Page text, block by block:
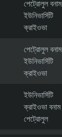
পেট্রোলুল বনাম
ইউনিভার্সিটি
ক্রাইওভা
পেট্রোলুল বনাম
ইউনিভার্সিটি
ক্রাইওভা
ইউনিভার্সিটি
ক্রাইওভা বনাম
পেট্রোলুল